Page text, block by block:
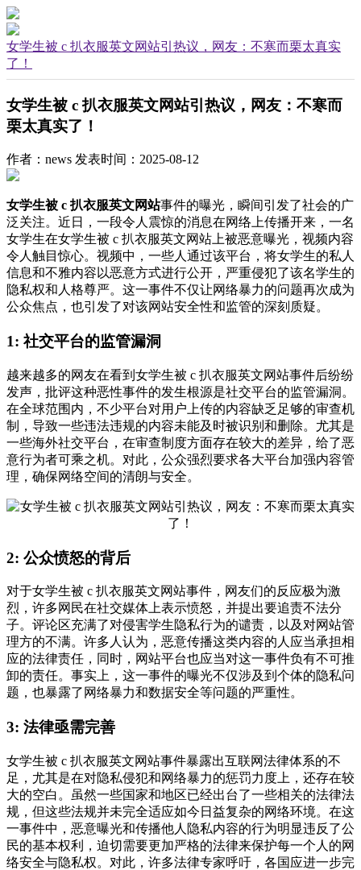
女学生被 c 扒衣服英文网站引热议，网友：不寒而栗太真实
了！
女学生被 c 扒衣服英文网站引热议，网友：不寒而
栗太真实了！
作者：news 发表时间：2025-08-12
女学生被 c 扒衣服英文网站事件的曝光，瞬间引发了社会的广
泛关注。近日，一段令人震惊的消息在网络上传播开来，一名
女学生在女学生被 c 扒衣服英文网站上被恶意曝光，视频内容
令人触目惊心。视频中，一些人通过该平台，将女学生的私人
信息和不雅内容以恶意方式进行公开，严重侵犯了该名学生的
隐私权和人格尊严。这一事件不仅让网络暴力的问题再次成为
公众焦点，也引发了对该网站安全性和监管的深刻质疑。
1: 社交平台的监管漏洞
越来越多的网友在看到女学生被 c 扒衣服英文网站事件后纷纷
发声，批评这种恶性事件的发生根源是社交平台的监管漏洞。
在全球范围内，不少平台对用户上传的内容缺乏足够的审查机
制，导致一些违法违规的内容未能及时被识别和删除。尤其是
一些海外社交平台，在审查制度方面存在较大的差异，给了恶
意行为者可乘之机。对此，公众强烈要求各大平台加强内容管
理，确保网络空间的清朗与安全。
2: 公众愤怒的背后
对于女学生被 c 扒衣服英文网站事件，网友们的反应极为激
烈，许多网民在社交媒体上表示愤怒，并提出要追责不法分
子。评论区充满了对侵害学生隐私行为的谴责，以及对网站管
理方的不满。许多人认为，恶意传播这类内容的人应当承担相
应的法律责任，同时，网站平台也应当对这一事件负有不可推
卸的责任。事实上，这一事件的曝光不仅涉及到个体的隐私问
题，也暴露了网络暴力和数据安全等问题的严重性。
3: 法律亟需完善
女学生被 c 扒衣服英文网站事件暴露出互联网法律体系的不
足，尤其是在对隐私侵犯和网络暴力的惩罚力度上，还存在较
大的空白。虽然一些国家和地区已经出台了一些相关的法律法
规，但这些法规并未完全适应如今日益复杂的网络环境。在这
一事件中，恶意曝光和传播他人隐私内容的行为明显违反了公
民的基本权利，迫切需要更加严格的法律来保护每一个人的网
络安全与隐私权。对此，许多法律专家呼吁，各国应进一步完